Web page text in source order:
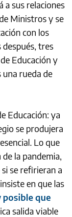
a sus relaciones
Ministros y se
con los
tres
Educación y
rueda de
Educación: ya
se produjera
Lo que
la pandemia,
se refirieran a
en que las
posible que
salida viable